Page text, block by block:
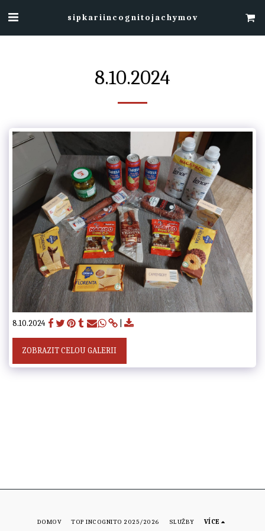
sipkariincognitojachymov
8.10.2024
8.10.2024
ZOBRAZIT CELOU GALERII
DOMOV TOP INCOGNITO 2025/2026 SLUŽBY VÍCE